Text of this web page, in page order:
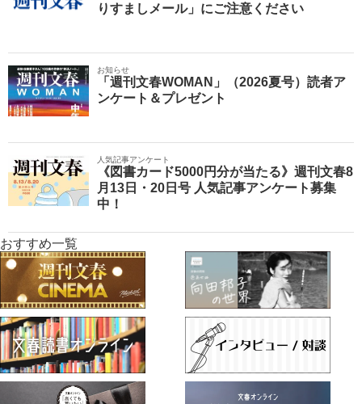
りすましメール」にご注意ください
お知らせ
「週刊文春WOMAN」（2026夏号）読者ア
ンケート＆プレゼント
人気記事アンケート
《図書カード5000円分が当たる》週刊文春8
月13日・20日号 人気記事アンケート募集
中！
おすすめ一覧